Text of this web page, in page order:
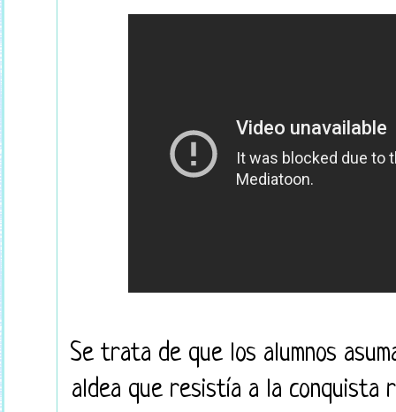
Se trata de que los alumnos
aldea que resistía a la conquista